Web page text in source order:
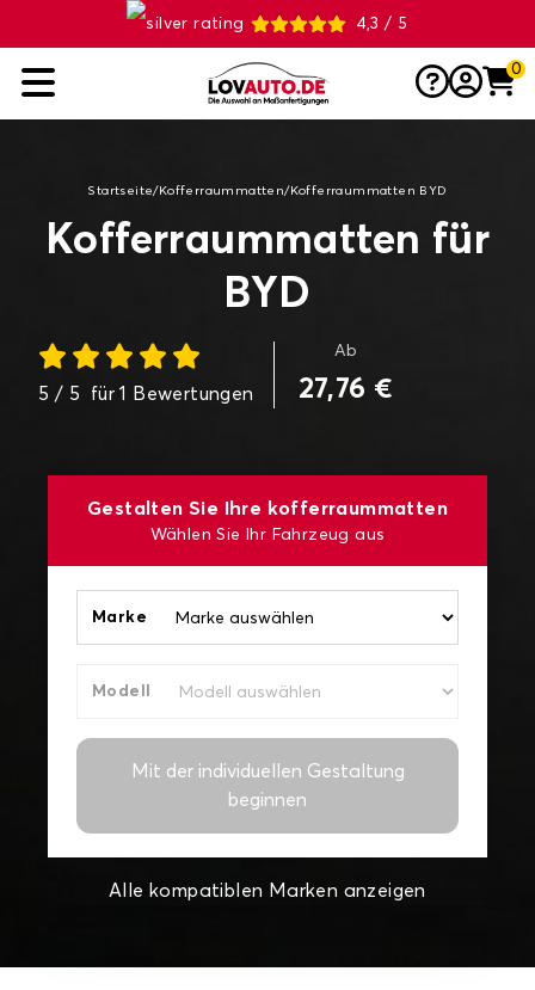
4,3 / 5
0
Startseite/ Kofferraummatten/ Kofferraummatten BYD
Kofferraummatten für
BYD
5 / 5 für 1 Bewertungen
Ab
27,76 €
Gestalten Sie Ihre kofferraummatten
Wählen Sie Ihr Fahrzeug aus
Marke
Modell
Mit der individuellen Gestaltung
beginnen
Alle kompatiblen Marken anzeigen